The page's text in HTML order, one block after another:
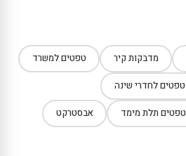
מדבקות קיר טפטים למשרד
טפטים לחדרי שינה
טפטים תלת מימד אבסטרקט